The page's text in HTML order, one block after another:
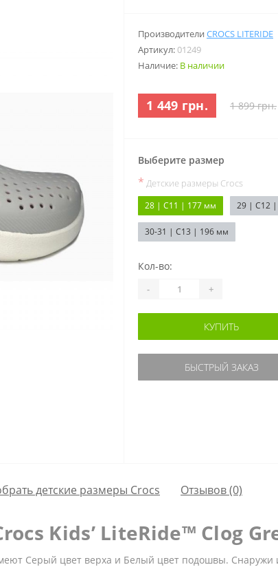
Производители CROCS LITERIDE
Артикул:01249
Наличие: В наличии
1 449 грн. 1 899 грн.
Выберите размер
* Детские размеры Crocs
28 | C11 | 177 мм 29 | C12
30-31 | C13 | 196 мм
Кол-во:
- +
КУПИТЬ
БЫСТРЫЙ ЗАКАЗ
детские размеры Crocs Отзывов (0)
Kids’ LiteRide™ Clog
Серый цвет верха и Белый цвет подошвы.